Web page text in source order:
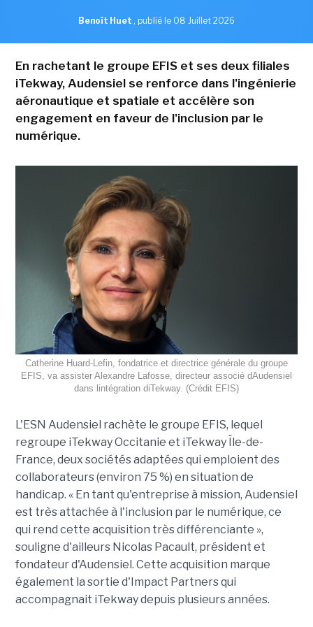
Benoît Huet , publié le 08 Juillet 2026
En rachetant le groupe EFIS et ses deux filiales
iTekway, Audensiel se renforce dans l'ingénierie
aéronautique et spatiale et accélère son
engagement en faveur de l'inclusion par le
numérique.
Catherine Huard-Lefin, fondatrice et directrice générale du groupe
EFIS, va assister Alexandre Lafosse, directeur associé dAudensiel
dans lintégration diTekway. (Crédit EFIS)
L'ESN Audensiel rachète le groupe EFIS, lequel
regroupe iTekway Occitanie et iTekway Île-de-
France, deux sociétés adaptées qui emploient des
collaborateurs (environ 75 %) en situation de
handicap. « En tant qu'entreprise à mission, Audensiel
est très attachée à l'inclusion par le numérique, ce
qui rend cette acquisition très différenciante »,
souligne d'ailleurs Nicolas Pacault, président et
fondateur d'Audensiel. Cette acquisition marque
également la sortie d'Impact Partners qui
accompagnait iTekway depuis plusieurs années.